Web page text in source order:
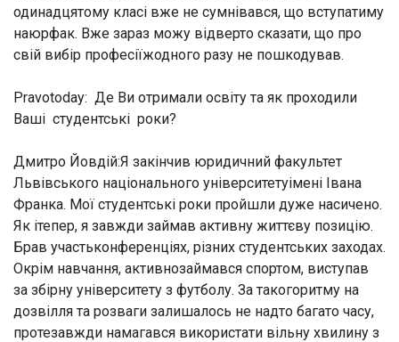
одинадцятому класі вже не сумнівався, що вступатиму
наюрфак. Вже зараз можу відверто сказати, що про
свій вибір професіїжодного разу не пошкодував.
Pravotoday: Де Ви отримали освіту та як проходили
Ваші студентські роки?
Дмитро Йовдій:Я закінчив юридичний факультет
Львівського національного університетуімені Івана
Франка. Мої студентські роки пройшли дуже насичено.
Як ітепер, я завжди займав активну життєву позицію.
Брав участьконференціях, різних студентських заходах.
Окрім навчання, активнозаймався спортом, виступав
за збірну університету з футболу. За такогоритму на
дозвілля та розваги залишалось не надто багато часу,
протезавжди намагався використати вільну хвилину з